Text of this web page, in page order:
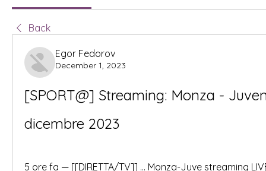
Back
Egor Fedorov
December 1, 2023
[SPORT@] Streaming: Monza -
dicembre 2023
5 ore fa — [[DIRETTA/TV]] ... Monza-Juve streaming